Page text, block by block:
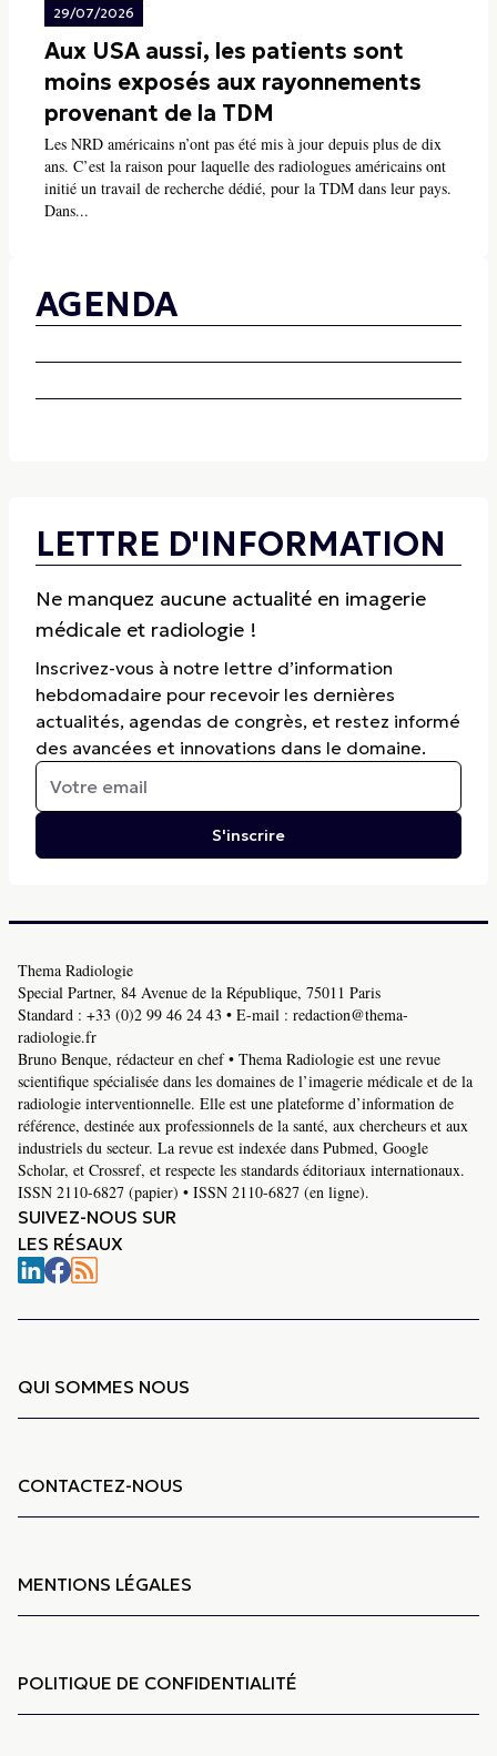
29/07/2026
Aux USA aussi, les patients sont
moins exposés aux rayonnements
provenant de la TDM
Les NRD américains n’ont pas été mis à jour depuis plus de dix
ans. C’est la raison pour laquelle des radiologues américains ont
initié un travail de recherche dédié, pour la TDM dans leur pays.
Dans...
AGENDA
LETTRE D'INFORMATION
Ne manquez aucune actualité en imagerie
médicale et radiologie !
Inscrivez-vous à notre lettre d’information
hebdomadaire pour recevoir les dernières
actualités, agendas de congrès, et restez informé
des avancées et innovations dans le domaine.
S'inscrire
Thema Radiologie
Special Partner, 84 Avenue de la République, 75011 Paris
Standard : +33 (0)2 99 46 24 43 • E-mail : redaction@thema-
radiologie.fr
Bruno Benque, rédacteur en chef • Thema Radiologie est une revue
scientifique spécialisée dans les domaines de l’imagerie médicale et de la
radiologie interventionnelle. Elle est une plateforme d’information de
référence, destinée aux professionnels de la santé, aux chercheurs et aux
industriels du secteur. La revue est indexée dans Pubmed, Google
Scholar, et Crossref, et respecte les standards éditoriaux internationaux.
ISSN 2110-6827 (papier) • ISSN 2110-6827 (en ligne).
SUIVEZ-NOUS SUR
LES RÉSAUX
QUI SOMMES NOUS
CONTACTEZ-NOUS
MENTIONS LÉGALES
POLITIQUE DE CONFIDENTIALITÉ